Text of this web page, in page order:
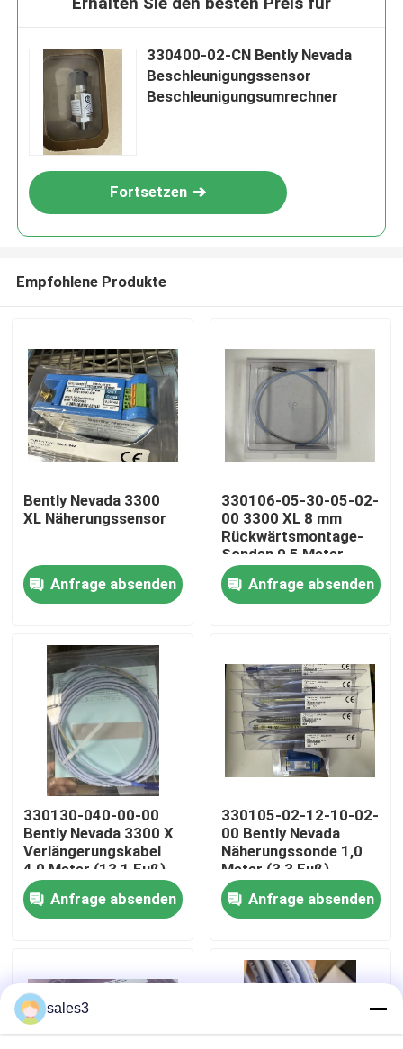
Zu Hause
Produkte
Über uns
Werksbesichtigung
Kontakt mit uns
Neuigkeiten
Bitte um ein Angebot
Allein Bradley PLC Produkte
PEPPERL FUCHS Isolierte Barriere
330400-02-CN Bently Nevada
Beschleunigungssensor
Beschleunigungsumrechner
Fortsetzen
Empfohlene Produkte
Bently Nevada 3300
XL Näherungssensor
Anfrage absenden
330106-05-30-05-02-
00 3300 XL 8 mm
Rückwärtsmontage-
Sonden 0,5 Meter
Anfrage absenden
330130-040-00-00
Bently Nevada 3300 X
Verlängerungskabel
4,0 Meter (13,1 Fuß)
Anfrage absenden
330105-02-12-10-02-
00 Bently Nevada
Näherungssonde 1,0
Meter (3,3 Fuß)
Anfrage absenden
sales3